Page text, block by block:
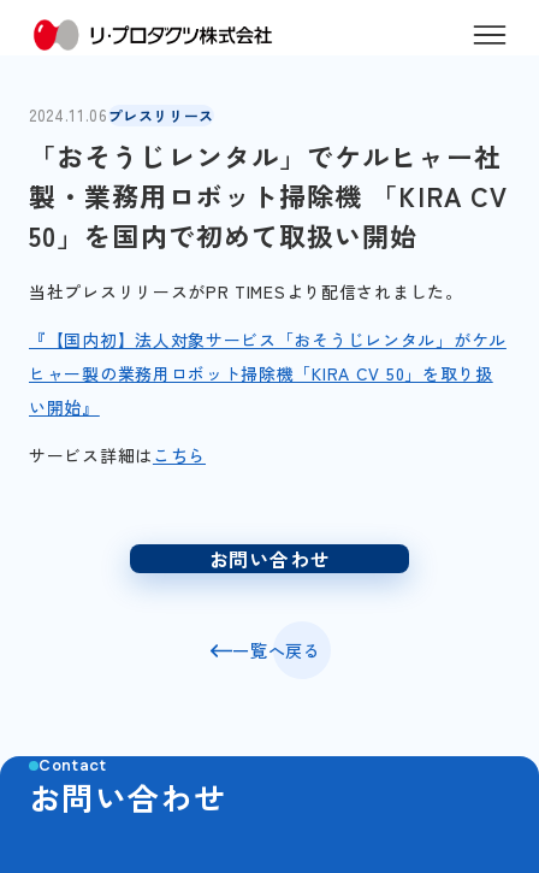
2024.11.06プレスリリース
「おそうじレンタル」でケルヒャー社
製・業務用ロボット掃除機 「KIRA CV
50」を国内で初めて取扱い開始
当社プレスリリースがPR TIMESより配信されました。
『【国内初】法人対象サービス「おそうじレンタル」がケル
ヒャー製の業務用ロボット掃除機「KIRA CV 50」を取り扱
い開始』
サービス詳細は こちら
お問い合わせ
一覧へ戻る
Contact
お問い合わせ